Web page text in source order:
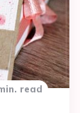
read